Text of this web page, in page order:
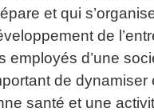
et qui
de
employés d’une
de
santé et une